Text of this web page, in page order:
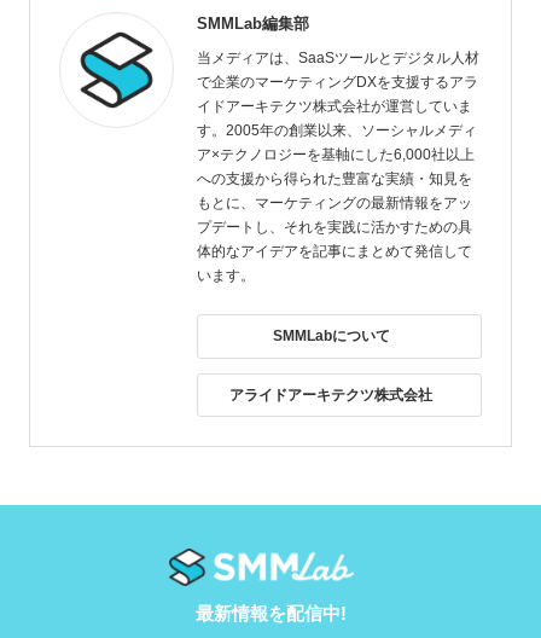
SMMLab編集部
当メディアは、SaaSツールとデジタル人材
で企業のマーケティングDXを支援するアラ
イドアーキテクツ株式会社が運営していま
す。2005年の創業以来、ソーシャルメディ
ア×テクノロジーを基軸にした6,000社以上
への支援から得られた豊富な実績・知見を
もとに、マーケティングの最新情報をアッ
プデートし、それを実践に活かすための具
体的なアイデアを記事にまとめて発信して
います。
SMMLabについて
アライドアーキテクツ株式会社
最新情報を配信中!